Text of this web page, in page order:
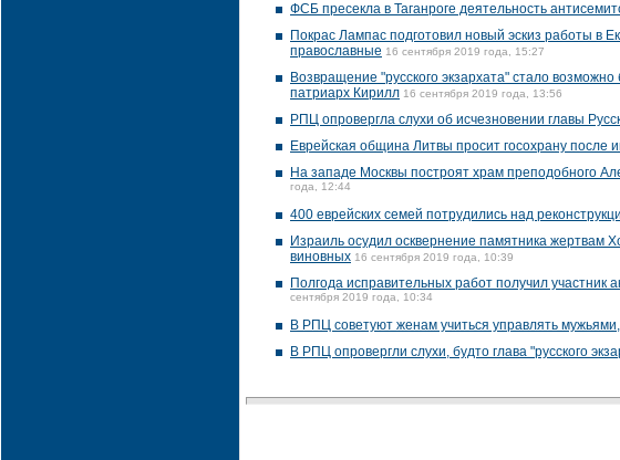
ФСБ пресекла в Таганроге деятельность
Покрас Лампас подготовил новый эскиз работы в
православные 16 сентября 2019 года, 15:27
Возвращение "русского экзархата" стало
патриарх Кирилл 16 сентября 2019 года, 13:56
РПЦ опровергла слухи об исчезновении главы
Еврейская община Литвы просит госохрану после
На западе Москвы построят храм преподобного
года, 12:44
400 еврейских семей потрудились над
Израиль осудил осквернение памятника жертвам
виновных 16 сентября 2019 года, 10:39
Полгода исправительных работ получил участник
сентября 2019 года, 10:34
В РПЦ советуют женам учиться управлять
В РПЦ опровергли слухи, будто глава "русского